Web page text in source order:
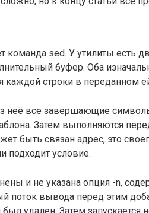
команда sed. У утилиты есть
буфер. Оба
каждой строки в переданном
из неё все завершающие
Затем выполняются
быть связан адрес, это
подходит условие.
и не указана опция -n,
поток вывода перед этим
удален. Затем запускается